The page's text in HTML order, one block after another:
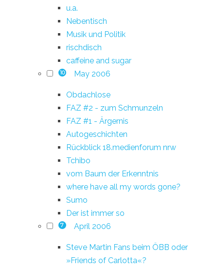
u.a.
Nebentisch
Musik und Politik
rischdisch
caffeine and sugar
10 May 2006
Obdachlose
FAZ #2 - zum Schmunzeln
FAZ #1 - Ärgernis
Autogeschichten
Rückblick 18.medienforum nrw
Tchibo
vom Baum der Erkenntnis
where have all my words gone?
Sumo
Der ist immer so
7 April 2006
Steve Martin Fans beim ÖBB oder
»Friends of Carlotta«?